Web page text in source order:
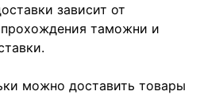
зависит от
таможни и
можно доставить товары